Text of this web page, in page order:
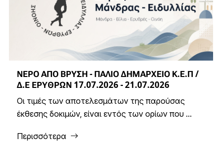
ΝΕΡΟ ΑΠΟ ΒΡΥΣΗ - ΠΑΛΙΟ ΔΗΜΑΡΧΕΙΟ Κ.Ε.Π /
Δ.Ε ΕΡΥΘΡΩΝ 17.07.2026 - 21.07.2026
Οι τιμές των αποτελεσμάτων της παρούσας
έκθεσης δοκιμών, είναι εντός των ορίων που ...
Περισσότερα